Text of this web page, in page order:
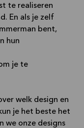
te realiseren
En als je zelf
bent,
hun
je te
welk design en
je het beste het
we onze designs